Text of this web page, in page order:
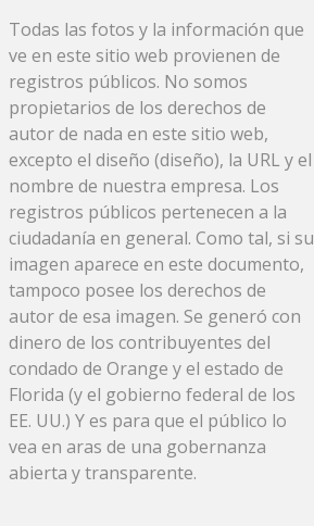
Todas las fotos y la información que
ve en este sitio web provienen de
registros públicos. No somos
propietarios de los derechos de
autor de nada en este sitio web,
excepto el diseño (diseño), la URL y el
nombre de nuestra empresa. Los
registros públicos pertenecen a la
ciudadanía en general. Como tal, si su
imagen aparece en este documento,
tampoco posee los derechos de
autor de esa imagen. Se generó con
dinero de los contribuyentes del
condado de Orange y el estado de
Florida (y el gobierno federal de los
EE. UU.) Y es para que el público lo
vea en aras de una gobernanza
abierta y transparente.